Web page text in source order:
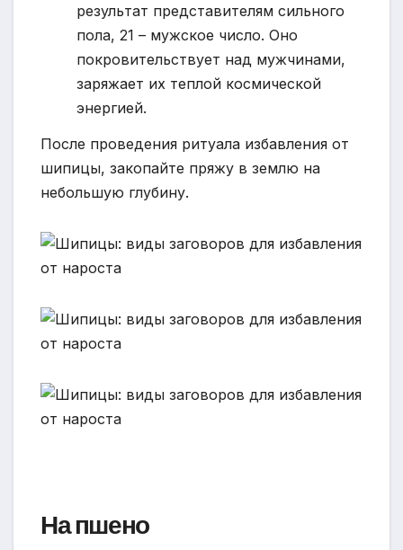
результат представителям сильного
пола, 21 – мужское число. Оно
покровительствует над мужчинами,
заряжает их теплой космической
энергией.
После проведения ритуала избавления от
шипицы, закопайте пряжу в землю на
небольшую глубину.
На пшено